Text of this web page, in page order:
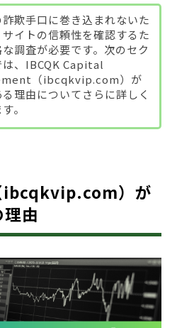
詐欺手口に巻き込まれないた
イトの信頼性を確認するた
調査が必要です。次のセク
は、IBCQK Capital
（ibcqkvip.com）が
理由についてさらに詳しく
。
）が
由